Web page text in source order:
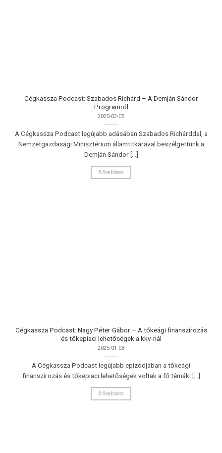
Cégkassza Podcast: Szabados Richárd – A Demján Sándor
Programról
2025-03-05
A Cégkassza Podcast legújabb adásában Szabados Richárddal, a
Nemzetgazdasági Minisztérium államtitkárával beszélgettünk a
Demján Sándor [...]
Bővebben
Cégkassza Podcast: Nagy Péter Gábor – A tőkeági finanszírozás
és tőkepiaci lehetőségek a kkv-nál
2025-01-08
A Cégkassza Podcast legújabb epizódjában a tőkeági
finanszírozás és tőkepiaci lehetőségek voltak a fő témák! [...]
Bővebben